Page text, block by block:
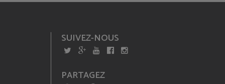
SUIVEZ-NOUS
PARTAGEZ